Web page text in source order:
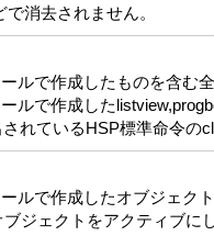
消去されません。
ルで作成したものを含む
ルで作成した
れているHSP標準命令の
ルで作成したオブジェク
ジェクトをアクティブに